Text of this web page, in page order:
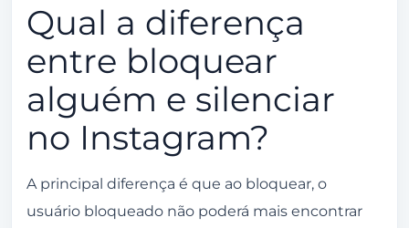
Qual a diferença
entre bloquear
alguém e silenciar
no Instagram?
A principal diferença é que ao bloquear, o
usuário bloqueado não poderá mais encontrar